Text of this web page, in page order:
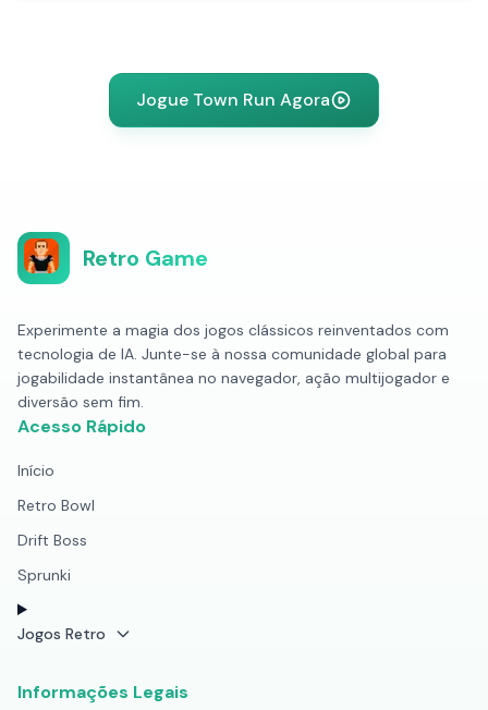
Jogue Town Run Agora
Retro Game
Experimente a magia dos jogos clássicos reinventados com
tecnologia de IA. Junte-se à nossa comunidade global para
jogabilidade instantânea no navegador, ação multijogador e
diversão sem fim.
Acesso Rápido
Início
Retro Bowl
Drift Boss
Sprunki
Jogos Retro
Informações Legais